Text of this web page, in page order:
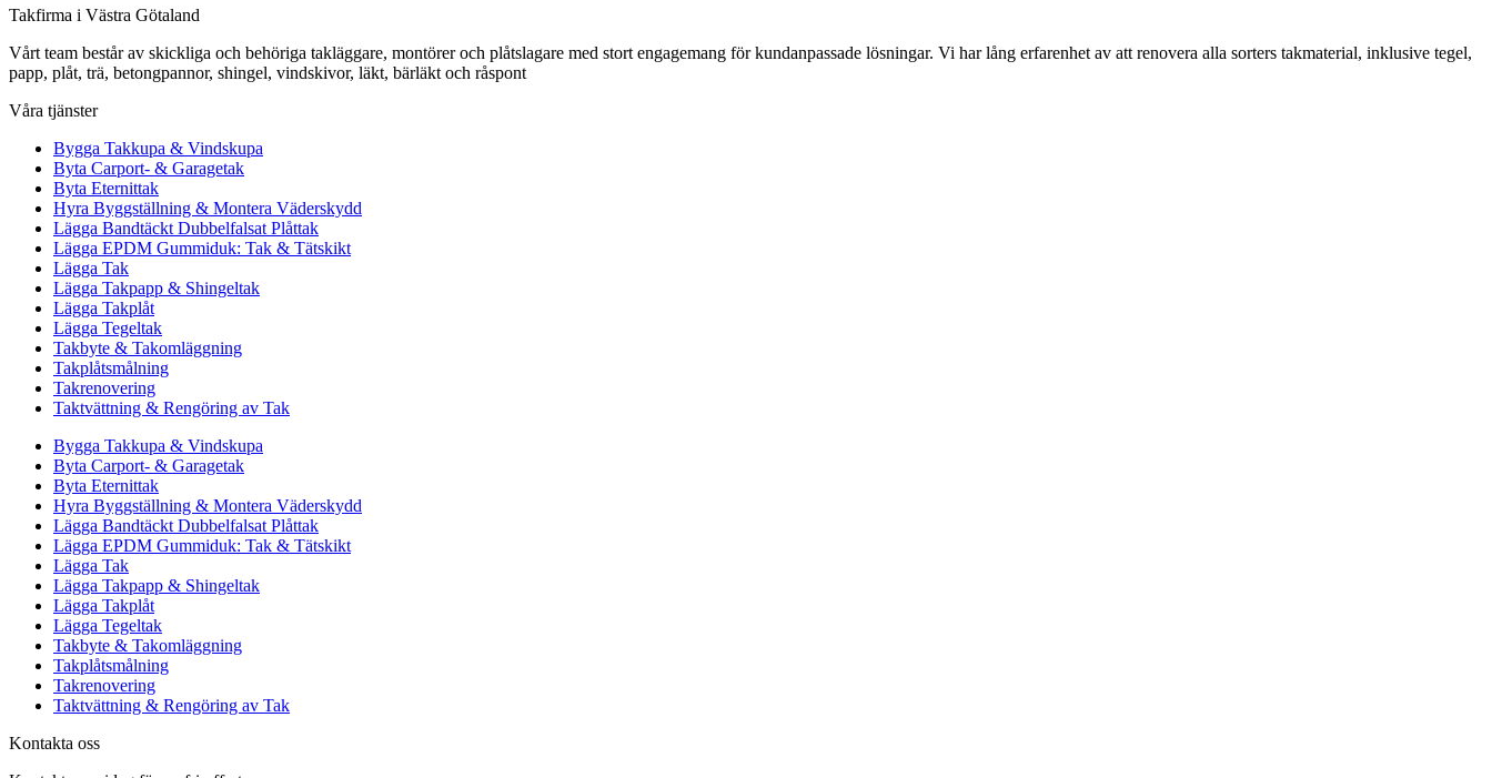
Takfirma i Västra Götaland
Vårt team består av skickliga och behöriga takläggare, montörer och plåtslagare med stort engagemang för kundanpassade lösningar. Vi har lång erfarenhet av att renovera alla sorters takmaterial, inklusive tegel,
papp, plåt, trä, betongpannor, shingel, vindskivor, läkt, bärläkt och råspont
Våra tjänster
Bygga Takkupa & Vindskupa
Byta Carport- & Garagetak
Byta Eternittak
Hyra Byggställning & Montera Väderskydd
Lägga Bandtäckt Dubbelfalsat Plåttak
Lägga EPDM Gummiduk: Tak & Tätskikt
Lägga Tak
Lägga Takpapp & Shingeltak
Lägga Takplåt
Lägga Tegeltak
Takbyte & Takomläggning
Takplåtsmålning
Takrenovering
Taktvättning & Rengöring av Tak
Bygga Takkupa & Vindskupa
Byta Carport- & Garagetak
Byta Eternittak
Hyra Byggställning & Montera Väderskydd
Lägga Bandtäckt Dubbelfalsat Plåttak
Lägga EPDM Gummiduk: Tak & Tätskikt
Lägga Tak
Lägga Takpapp & Shingeltak
Lägga Takplåt
Lägga Tegeltak
Takbyte & Takomläggning
Takplåtsmålning
Takrenovering
Taktvättning & Rengöring av Tak
Kontakta oss